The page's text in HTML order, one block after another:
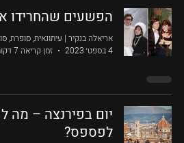
הפשעים שהחרידו
אריאלה בנקיר | עיתונאית, סופרת,
4 בספט׳ 2023
זמן קריאה 7 דקות
יום בפירנצה – מה
לפספס?